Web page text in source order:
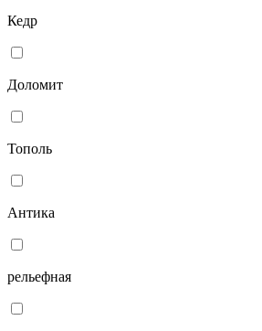
Кедр
Доломит
Тополь
Антика
рельефная